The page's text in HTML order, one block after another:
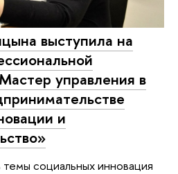
выступила на
управления в
и
социальных инновация